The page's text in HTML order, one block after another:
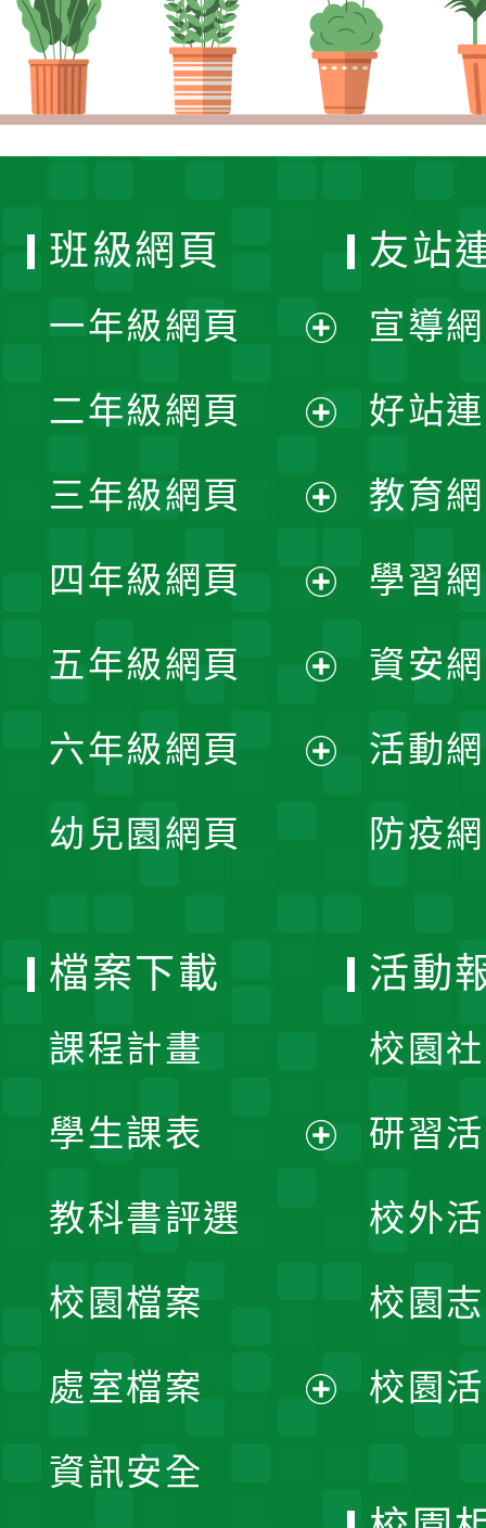
班級網頁
一年級網頁
開
選
單
二年級網頁
開
選
單
三年級網頁
開
選
單
四年級網頁
開
選
五年級網頁
開
六年級網頁
幼兒園網頁
友站
宣導
好站
教育
學習
資安
活動
防疫
檔案下載
課程計畫
學生課表
單
教科書評選
校園檔案
處室檔案
資訊安全
活動
校園
研習
校外
校園
校園